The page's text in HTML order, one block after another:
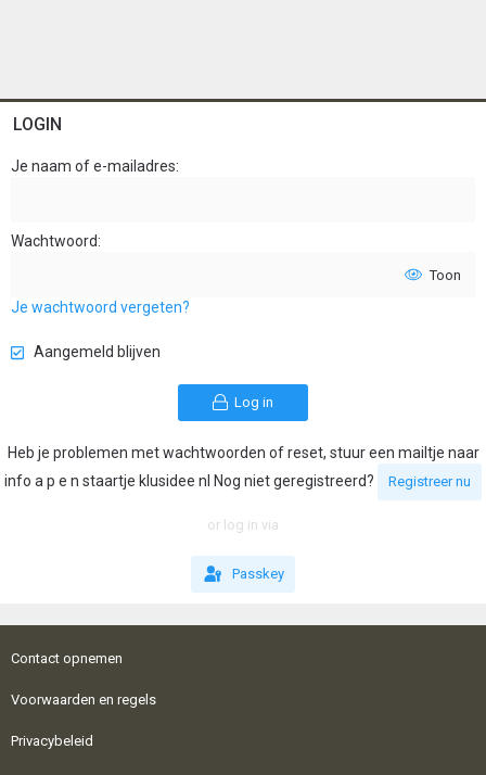
LOGIN
Je naam of e-mailadres
Wachtwoord
Toon
Je wachtwoord vergeten?
Aangemeld blijven
Log in
Heb je problemen met wachtwoorden of reset, stuur een mailtje naar
info a p e n staartje klusidee nl Nog niet geregistreerd?
Registreer nu
or log in via
Passkey
Contact opnemen
Voorwaarden en regels
Privacybeleid